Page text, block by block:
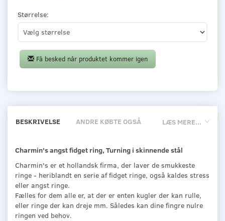
Størrelse:
Få besked når produktet kommer igen
LÆS MERE...
BESKRIVELSE ANDRE KØBTE OGSÅ
Charmin's angst fidget ring, Turning i skinnende stål
Charmin's er et hollandsk firma, der laver de smukkeste
ringe - heriblandt en serie af fidget ringe, også kaldes stress
eller angst ringe.
Fælles for dem alle er, at der er enten kugler der kan rulle,
eller ringe der kan dreje mm. Således kan dine fingre nulre
ringen ved behov.